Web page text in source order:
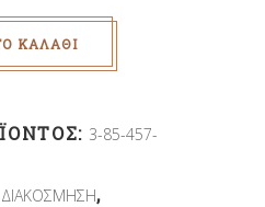
ΚΑΛΆΘΙ
3-85-457-
ΔΙΑΚΟΣΜΗΣΗ,